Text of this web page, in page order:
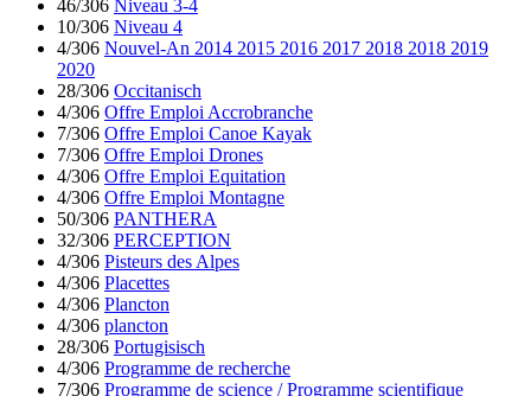
46/306 Niveau 3-4
10/306 Niveau 4
4/306 Nouvel-An 2014 2015 2016 2017 2018 2018 2019
2020
28/306 Occitanisch
4/306 Offre Emploi Accrobranche
7/306 Offre Emploi Canoe Kayak
7/306 Offre Emploi Drones
4/306 Offre Emploi Equitation
4/306 Offre Emploi Montagne
50/306 PANTHERA
32/306 PERCEPTION
4/306 Pisteurs des Alpes
4/306 Placettes
4/306 Plancton
4/306 plancton
28/306 Portugisisch
4/306 Programme de recherche
7/306 Programme de science / Programme scientifique